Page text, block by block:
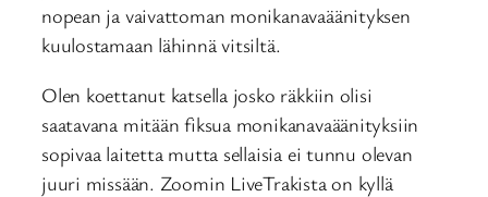
nopean ja vaivattoman monikanavaäänityksen
kuulostamaan lähinnä vitsiltä.
Olen koettanut katsella josko räkkiin olisi
saatavana mitään fiksua monikanavaäänityksiin
sopivaa laitetta mutta sellaisia ei tunnu olevan
juuri missään. Zoomin LiveTrakista on kyllä